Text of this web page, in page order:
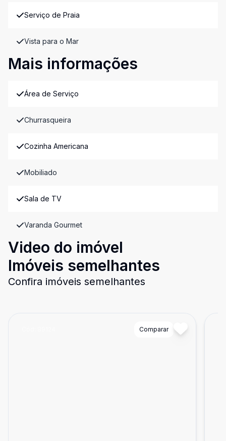
Serviço de Praia
Vista para o Mar
Mais informações
Área de Serviço
Churrasqueira
Cozinha Americana
Mobiliado
Sala de TV
Varanda Gourmet
Video do imóvel
Imóveis semelhantes
Confira imóveis semelhantes
Comparar